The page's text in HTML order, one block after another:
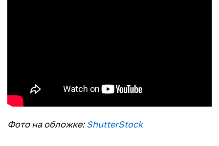
Фото на обложке:ShutterStock